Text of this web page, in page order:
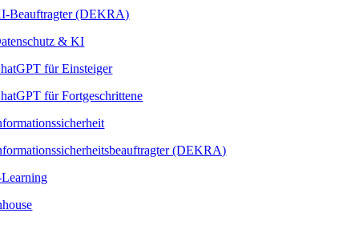
Beauftragter (DEKRA)
& KI
für Einsteiger
für Fortgeschrittene
(DEKRA)
Learning